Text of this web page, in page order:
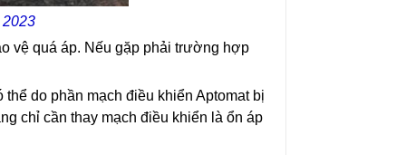
vệ quá áp. Nếu gặp phải trường hợp
do phần mạch điều khiển Aptomat bị
chỉ cần thay mạch điều khiển là ổn áp